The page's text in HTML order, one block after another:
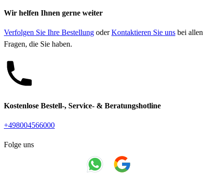
Wir helfen Ihnen gerne weiter
Verfolgen Sie Ihre Bestellung oderKontaktieren Sie uns bei allen
Fragen, die Sie haben.
Kostenlose Bestell-, Service- & Beratungshotline
+498004566000
Folge uns